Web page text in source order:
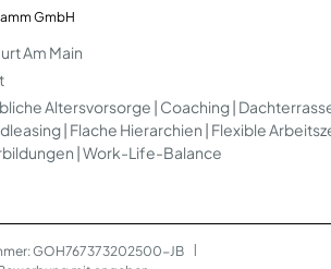
GmbH
Am Main
Altersvorsorge | Coaching |
| Flache Hierarchien | Flexible
| Work-Life-Balance
GOH767373202500-JB